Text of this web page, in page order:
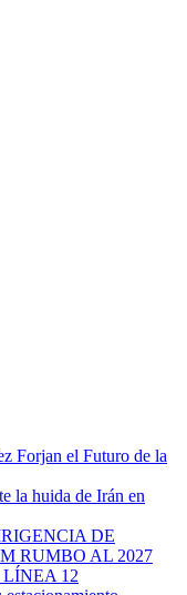
Forjan el Futuro de la
la huida de Irán en
DE
RUMBO AL 2027
12